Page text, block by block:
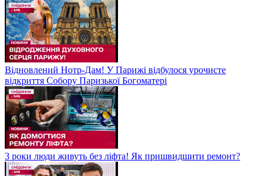
Відновлений Нотр-Дам! У Парижі відбулося урочисте
відкриття Собору Паризької Богоматері
3 роки люди живуть без ліфта! Як пришвидшити ремонт?